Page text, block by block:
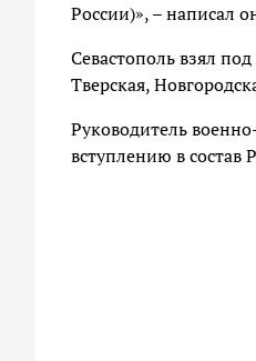
России)», – написал
Севастополь взял
Тверская,
Руководитель
вступлению в состав